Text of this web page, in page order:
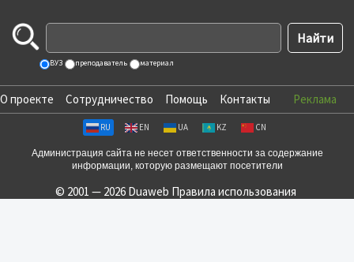
ВУЗ преподаватель материал
О проекте Сотрудничество Помощь Контакты Реклама
RU EN UA KZ CN
Администрация сайта не несет ответственности за содержание
информации, которую размещают посетители
© 2001 — 2026 Duaweb Правила использования